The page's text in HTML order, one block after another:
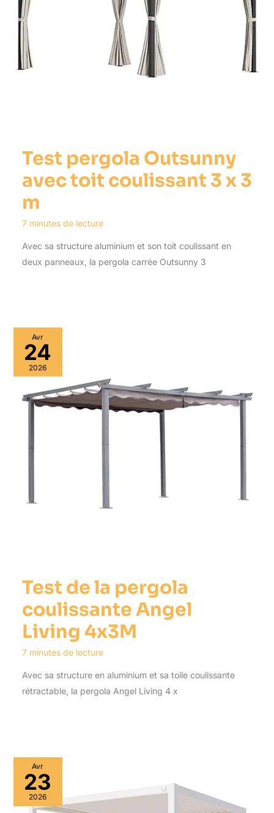
Test pergola Outsunny
avec toit coulissant 3 x 3
m
7 minutes de lecture
Avec sa structure aluminium et son toit coulissant en
deux panneaux, la pergola carrée Outsunny 3
Avr
24
2026
Test de la pergola
coulissante Angel
Living 4x3M
7 minutes de lecture
Avec sa structure en aluminium et sa toile coulissante
rétractable, la pergola Angel Living 4 x
Avr
23
2026